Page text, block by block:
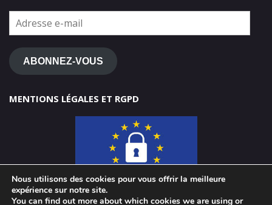
Adresse
e-
mail
ABONNEZ-VOUS
MENTIONS LÉGALES ET RGPD
Nous utilisons des cookies pour vous offrir la meilleure
expérience sur notre site.
You can find out more about which cookies we are using or